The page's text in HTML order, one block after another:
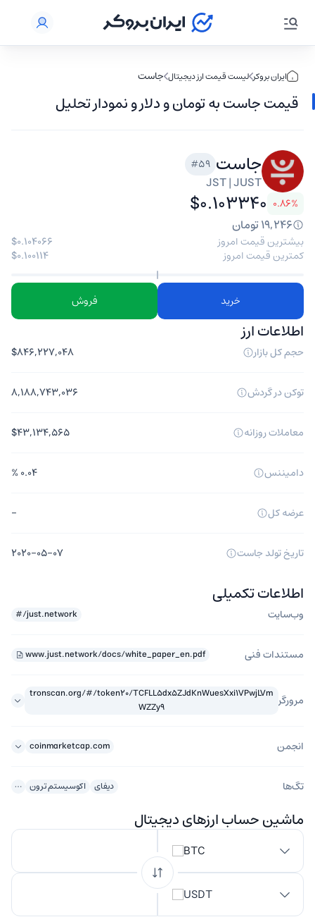
ایران بروکر لیست قیمت ارز دیجیتال جاست
قیمت جاست به تومان و دلار و نمودار تحلیل
جاست #59
JST | JUST
$۰.۱۰۳۳۴۰ ۰.۸۶%
۱۹,۲۴۶ تومان
بیشترین قیمت امروز
$۰.۱۰۴۰۶۶
کمترین قیمت امروز
$۰.۱۰۰۱۱۴
خرید فروش
اطلاعات ارز
حجم کل بازار $۸۴۶,۲۲۷,۰۴۸
توکن در گردش ۸,۱۸۸,۷۴۳,۰۳۶
معاملات روزانه $۴۳,۱۳۴,۵۶۵
دامیننس ۰.۰۴ %
عرضه کل -
تاریخ تولد جاست ۲۰۲۰-۰۵-۰۷
اطلاعاتتکمیلی
وب‌سایت just.network/#
مستندات فنی www.just.network/docs/white_paper_en.pdf
مرورگر tronscan.org/#/token20/TCFLL5dx5ZJdKnWuesXxi1VPwjLVm
WZZy9
انجمن coinmarketcap.com
تگ‌ها دیفای اکوسیستم ترون
ماشین حساب ارزهای دیجیتال
BTC
USDT